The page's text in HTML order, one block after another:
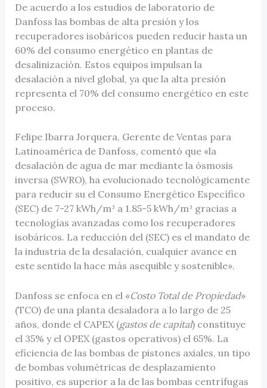
De acuerdo a los estudios de laboratorio de
Danfoss las bombas de alta presión y los
recuperadores isobáricos pueden reducir hasta un
60% del consumo energético en plantas de
desalinización. Estos equipos impulsan la
desalación a nivel global, ya que la alta presión
representa el 70% del consumo energético en este
proceso.
Felipe Ibarra Jorquera, Gerente de Ventas para
Latinoamérica de Danfoss, comentó que «la
desalación de agua de mar mediante la ósmosis
inversa (SWRO), ha evolucionado tecnológicamente
para reducir su el Consumo Energético Específico
(SEC) de 7-27 kWh/m³ a 1.85-5 kWh/m³ gracias a
tecnologías avanzadas como los recuperadores
isobáricos. La reducción del (SEC) es el mandato de
la industria de la desalación, cualquier avance en
este sentido la hace más asequible y sostenible».
Danfoss se enfoca en el «Costo Total de Propiedad»
(TCO) de una planta desaladora a lo largo de 25
años, donde el CAPEX (gastos de capital) constituye
el 35% y el OPEX (gastos operativos) el 65%. La
eficiencia de las bombas de pistones axiales, un tipo
de bombas volumétricas de desplazamiento
positivo, es superior a la de las bombas centrífugas